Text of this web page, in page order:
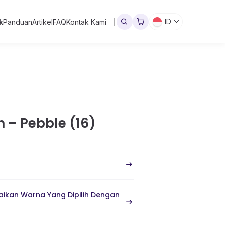
PanduanArtikelFAQKontak Kami ID
– Pebble (16)
Warna Yang Dipilih Dengan